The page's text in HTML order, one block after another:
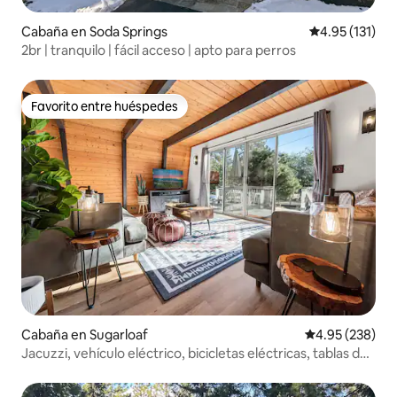
Cabaña en Soda Springs Calificación
4.95 (131)
2br | tranquilo | fácil acceso | apto para perros
Favorito entre huéspedes
Favorito entre huéspedes
Cabaña en Sugarloaf Calificación
4.95 (238)
Jacuzzi, vehículo eléctrico, bicicletas eléctricas, tablas de